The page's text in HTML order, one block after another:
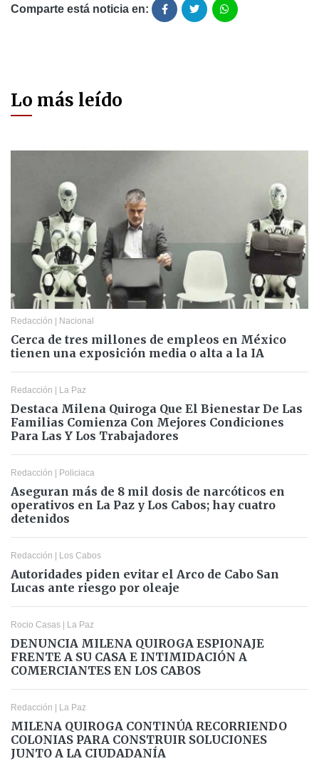
Comparte está noticia en:
Lo más leído
Redacción | Nacional
Cerca de tres millones de empleos en México
tienen una exposición media o alta a la IA
Redacción | La Paz
Destaca Milena Quiroga Que El Bienestar De Las
Familias Comienza Con Mejores Condiciones
Para Las Y Los Trabajadores
Redacción | Policiaca
Aseguran más de 8 mil dosis de narcóticos en
operativos en La Paz y Los Cabos; hay cuatro
detenidos
Redacción | Los Cabos
Autoridades piden evitar el Arco de Cabo San
Lucas ante riesgo por oleaje
Rocio Casas | La Paz
DENUNCIA MILENA QUIROGA ESPIONAJE
FRENTE A SU CASA E INTIMIDACIÓN A
COMERCIANTES EN LOS CABOS
Redacción | La Paz
MILENA QUIROGA CONTINÚA RECORRIENDO
COLONIAS PARA CONSTRUIR SOLUCIONES
JUNTO A LA CIUDADANÍA